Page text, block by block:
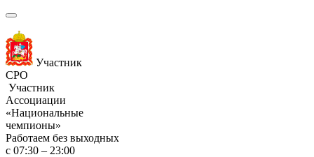
Участник
СРО
Участник
Ассоциации
«Национальные
чемпионы»
Работаем без выходных
с 07:30 – 23:00